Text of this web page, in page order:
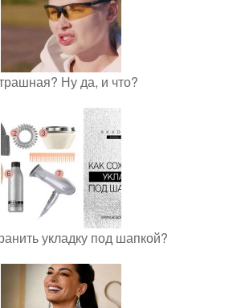
Ну да, и что?
укладку под шапкой?